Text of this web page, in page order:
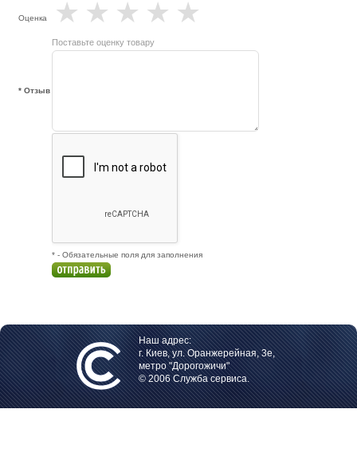
Оценка ★
★
★
★
★
Поставьте оценку товару
* Отзыв
* - Обязательные поля для заполнения
Наш адрес:
г. Киев, ул. Оранжерейная, 3е,
метро "Дорогожичи"
© 2006 Служба сервиса.